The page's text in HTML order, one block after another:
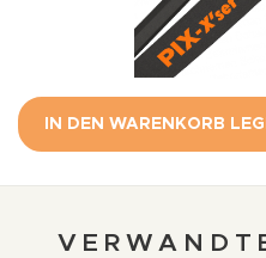
IN DEN WARENKORB